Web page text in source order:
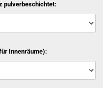
pulverbeschichtet:
Innenräume):